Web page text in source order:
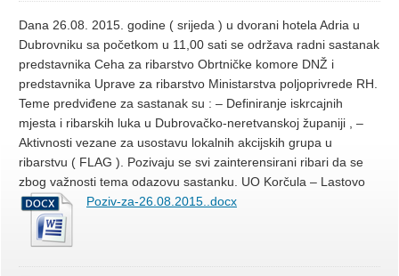
Dana 26.08. 2015. godine ( srijeda ) u dvorani hotela Adria u
Dubrovniku sa početkom u 11,00 sati se održava radni sastanak
predstavnika Ceha za ribarstvo Obrtničke komore DNŽ i
predstavnika Uprave za ribarstvo Ministarstva poljoprivrede RH.
Teme predviđene za sastanak su : – Definiranje iskrcajnih
mjesta i ribarskih luka u Dubrovačko-neretvanskoj županiji , –
Aktivnosti vezane za usostavu lokalnih akcijskih grupa u
ribarstvu ( FLAG ). Pozivaju se svi zainterensirani ribari da se
zbog važnosti tema odazovu sastanku. UO Korčula – Lastovo
Poziv-za-26.08.2015..docx